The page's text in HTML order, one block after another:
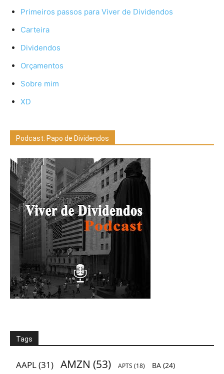
Primeiros passos para Viver de Dividendos
Carteira
Dividendos
Orçamentos
Sobre mim
XD
Podcast: Papo de Dividendos
Tags
AAPL(31) AMZN (53) APTS (18) BA (24)